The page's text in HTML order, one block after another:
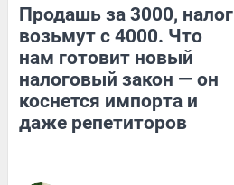
Продашь за 3000, налог
возьмут с 4000. Что
нам готовит новый
налоговый закон — он
коснется импорта и
даже репетиторов